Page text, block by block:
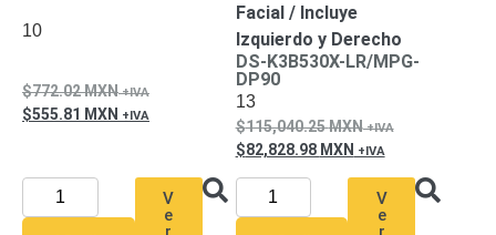
10
772.02MXN
555.81 MXN
V
e
Facial / Incluye
Izquierdo y Derecho
DS-K3B530X-LR/MPG-
DP90
13
115,040.25MXN
82,828.98 MXN
V
e